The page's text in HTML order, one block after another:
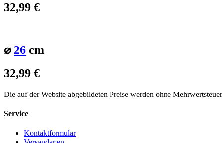
32,99 €
⌀ 26 cm
32,99 €
Die auf der Website abgebildeten Preise werden ohne
Service
Kontaktformular